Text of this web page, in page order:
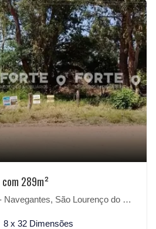
289m²
São Lourenço do Sul-RS
8 x 32 Dimensões